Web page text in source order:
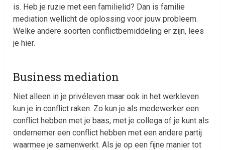
is. Heb je ruzie met een familielid? Dan is familie
mediation wellicht de oplossing voor jouw probleem.
Welke andere soorten conflictbemiddeling er zijn, lees
je hier.
Business mediation
Niet alleen in je privéleven maar ook in het werkleven
kun je in conflict raken. Zo kun je als medewerker een
conflict hebben met je baas, met je collega of je kunt als
ondernemer een conflict hebben met een andere partij
waarmee je samenwerkt. Als je op een fijne manier tot